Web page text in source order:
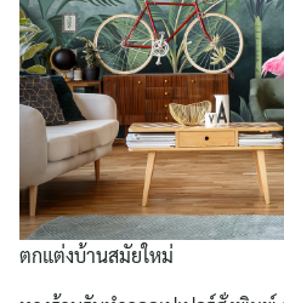
ตกแต่งบ้านสมัยใหม่